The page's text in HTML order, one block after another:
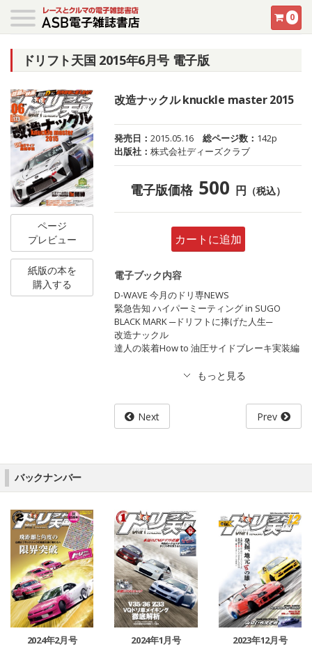
0
ドリフト天国 2015年6月号 電子版
ページ
プレビュー
紙版の本を
購入する
改造ナックル knuckle master 2015
発売日：2015.05.16 総ページ数： 142p
出版社：株式会社ディーズクラブ
電子版価格 500 円 （税込）
カートに追加
電子ブック内容
D-WAVE 今月のドリ専NEWS
緊急告知 ハイパーミーティング in SUGO
BLACK MARK ─ドリフトに捧げた人生─
改造ナックル
達人の装着How to 油圧サイドブレーキ実装編
Next Prev
バックナンバー
2024年2月号 2024年1月号 2023年12月号